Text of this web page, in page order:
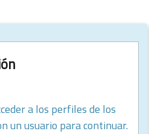
a los perfiles de los
un usuario para continuar.